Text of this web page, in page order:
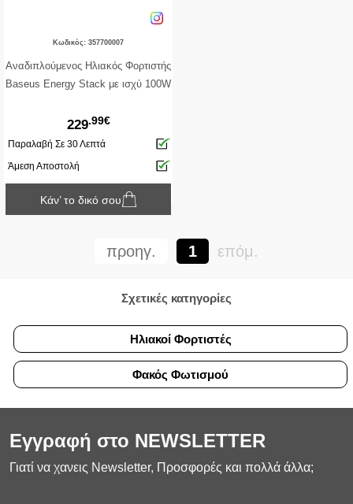
Κωδικός: 357700007
Αναδιπλούμενος Ηλιακός Φορτιστής
Baseus Energy Stack με ισχύ 100W
229.99€
Παραλαβή Σε 30 Λεπτά
Άμεση Αποστολή
Κάν’ το δικό σου
προηγ. 1 επόμ.
Σχετικές κατηγορίες
Ηλιακοί Φορτιστές
Φακός Φωτισμού
Εγγραφή στο NEWSLETTER
Γιατί να χανεις Newsletter, Προσφορές και πολλά άλλα;